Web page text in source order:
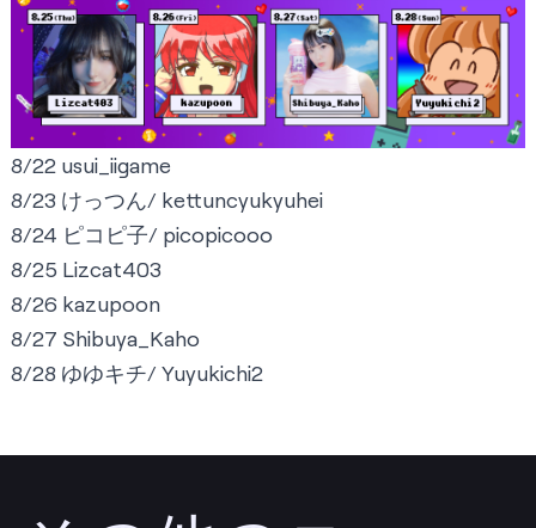
8/22 usui_iigame
8/23 けっつん/ kettuncyukyuhei
8/24 ピコピ子/ picopicooo
8/25 Lizcat403
8/26 kazupoon
8/27 Shibuya_Kaho
8/28 ゆゆキチ/ Yuyukichi2